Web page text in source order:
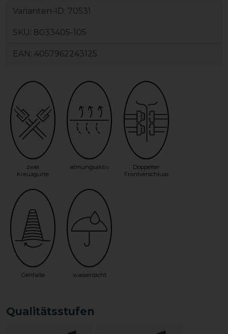
Varianten-ID: 70531
SKU: 8033405-105
EAN: 4057962243125
zwei
Kreuzgurte
atmungsaktiv
Doppelter
Frontverschluss
Gehfalte wasserdicht
Qualitätsstufen